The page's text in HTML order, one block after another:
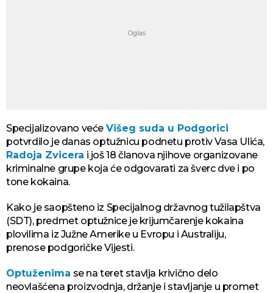
Specijalizovano veće Višeg suda u Podgorici
potvrdilo je danas optužnicu podnetu protiv Vasa Ulića,
Radoja Zvicera i još 18 članova njihove organizovane
kriminalne grupe koja će odgovarati za šverc dve i po
tone kokaina.
Kako je saopšteno iz Specijalnog državnog tužilapštva
(SDT), predmet optužnice je krijumčarenje kokaina
plovilima iz Južne Amerike u Evropu i Australiju,
prenose podgoričke Vijesti.
Optuženima se na teret stavlja krivično delo
neovlašćena proizvodnja, držanje i stavljanje u promet